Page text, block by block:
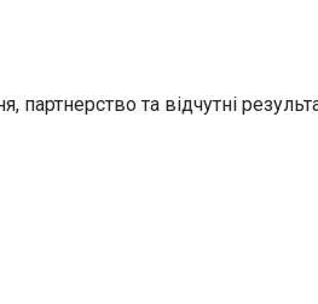
та відчутні